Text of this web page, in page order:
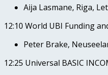
Aija Lasmane, Riga,
12:10 World UBI Funding
Peter Brake,
12:25 Universal BASIC